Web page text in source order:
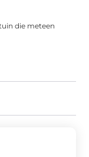
die meteen